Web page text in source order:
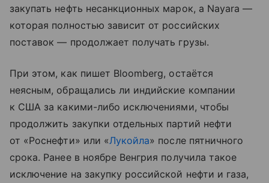
закупать нефть несанкционных марок, а Nayara —
которая полностью зависит от российских
поставок — продолжает получать грузы.
При этом, как пишет Bloomberg, остаётся
неясным, обращались ли индийские компании
к США за какими-либо исключениями, чтобы
продолжить закупки отдельных партий нефти
от «Роснефти» или «Лукойла» после пятничного
срока. Ранее в ноябре Венгрия получила такое
исключение на закупку российской нефти и газа,